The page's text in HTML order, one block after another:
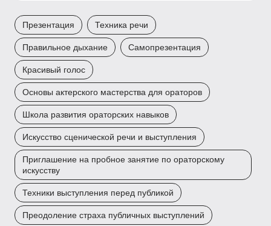
Презентация Техника речи
Правильное дыхание Самопрезентация
Красивый голос
Основы актерского мастерства для ораторов
Школа развития ораторских навыков
Искусство сценической речи и выступления
Приглашение на пробное занятие по ораторскому
искусству
Техники выступления перед публикой
Преодоление страха публичных выступлений